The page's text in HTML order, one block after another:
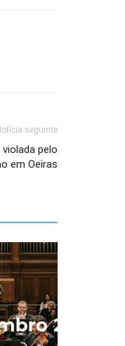
seguinte
pelo
em Oeiras